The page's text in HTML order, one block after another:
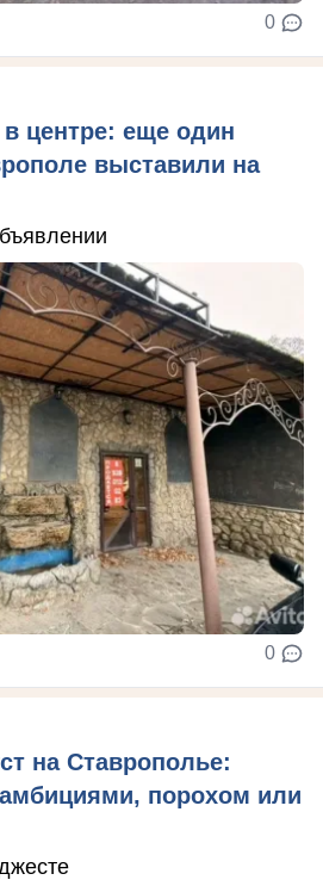
0
центре: еще один
выставили на
0
на Ставрополье:
порохом или